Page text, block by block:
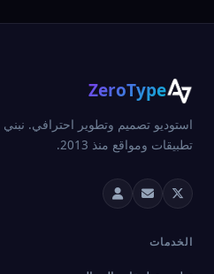
ZeroType
استوديو تصميم وتطوير احترافي. نبني
تطبيقات ومواقع منذ 2013.
الخدمات